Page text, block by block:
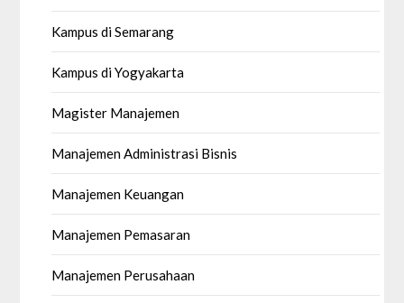
Kampus di Semarang
Kampus di Yogyakarta
Magister Manajemen
Manajemen Administrasi Bisnis
Manajemen Keuangan
Manajemen Pemasaran
Manajemen Perusahaan